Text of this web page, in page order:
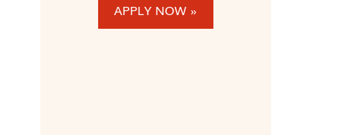
APPLY NOW »